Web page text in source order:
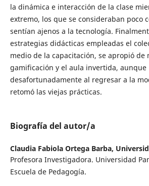
la dinámica e interacción de la clase
extremo, los que se consideraban poco
sentían ajenos a la tecnología.
estrategias didácticas empleadas el
medio de la capacitación, se apropió de
gamificación y el aula invertida, aunque
desafortunadamente al regresar a la
retomó las viejas prácticas.
Biografía del autor/a
Claudia Fabiola Ortega Barba,
Profesora Investigadora. Universidad
Escuela de Pedagogía.